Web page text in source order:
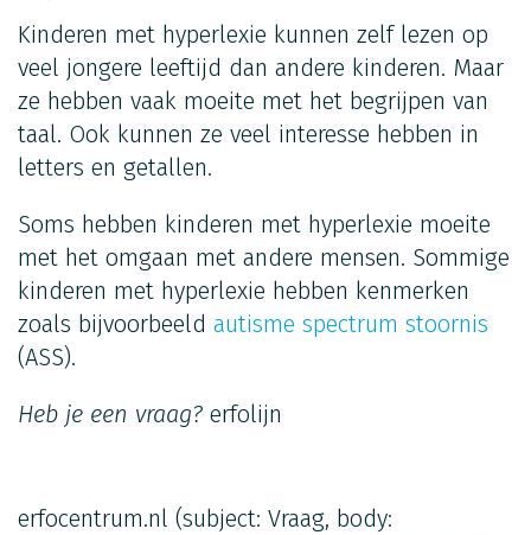
Kinderen met hyperlexie kunnen zelf lezen op
veel jongere leeftijd dan andere kinderen. Maar
ze hebben vaak moeite met het begrijpen van
taal. Ook kunnen ze veel interesse hebben in
letters en getallen.
Soms hebben kinderen met hyperlexie moeite
met het omgaan met andere mensen. Sommige
kinderen met hyperlexie hebben kenmerken
zoals bijvoorbeeld autisme spectrum stoornis
(ASS).
Heb je een vraag? erfolijn
erfocentrum.nl (subject: Vraag, body: